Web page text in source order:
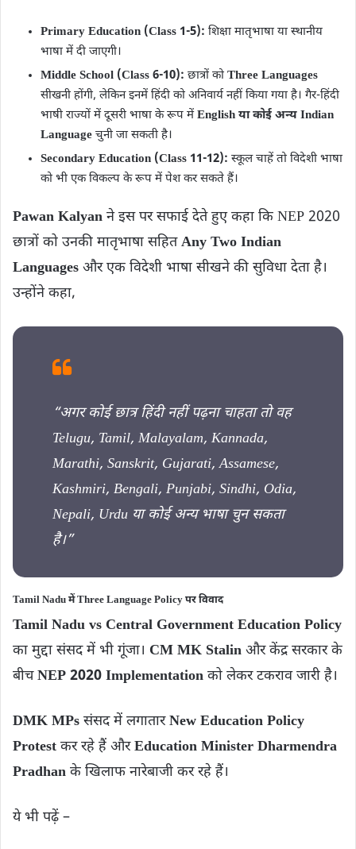
Primary Education (Class 1-5): शिक्षा मातृभाषा या स्थानीय
भाषा में दी जाएगी।
Middle School (Class 6-10): छात्रों को Three Languages
सीखनी होंगी, लेकिन इनमें हिंदी को अनिवार्य नहीं किया गया है। गैर-हिंदी
भाषी राज्यों में दूसरी भाषा के रूप मेंEnglish या कोई अन्य Indian
Language चुनी जा सकती है।
Secondary Education (Class 11-12): स्कूल चाहें तो विदेशी भाषा
को भी एक विकल्प के रूप में पेश कर सकते हैं।
Pawan Kalyan ने इस पर सफाई देते हुए कहा कि NEP 2020
छात्रों को उनकी मातृभाषा सहितAny Two Indian
Languages और एक विदेशी भाषा सीखने की सुविधा देता है।
उन्होंने कहा,
“अगर कोई छात्र हिंदी नहीं पढ़ना चाहता तो वह
Telugu, Tamil, Malayalam, Kannada,
Marathi, Sanskrit, Gujarati, Assamese,
Kashmiri, Bengali, Punjabi, Sindhi, Odia,
Nepali, Urdu या कोई अन्य भाषा चुन सकता
है।”
Tamil Nadu में Three Language Policy पर विवाद
Tamil Nadu vs Central Government Education Policy
का मुद्दा संसद में भी गूंजा। CM MK Stalin और केंद्र सरकार के
बीचNEP 2020 Implementation को लेकर टकराव जारी है।
DMK MPs संसद में लगातारNew Education Policy
Protest कर रहे हैं औरEducation Minister Dharmendra
Pradhan के खिलाफ नारेबाजी कर रहे हैं।
ये भी पढ़ें –